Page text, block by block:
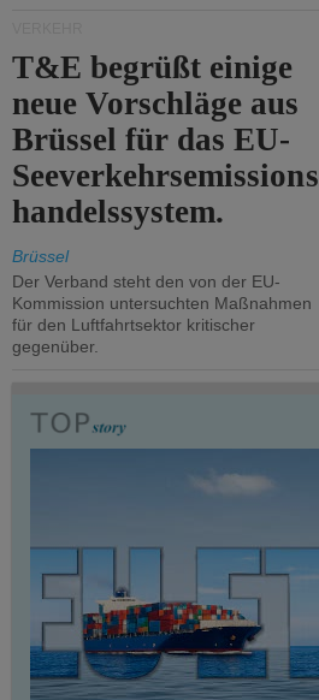
T&E begrüßt einige
neue Vorschläge aus
Brüssel für das EU-
Seeverkehrsemissions
handelssystem.
Brüssel
Der Verband steht den von der EU-
Kommission untersuchten Maßnahmen
für den Luftfahrtsektor kritischer
gegenüber.